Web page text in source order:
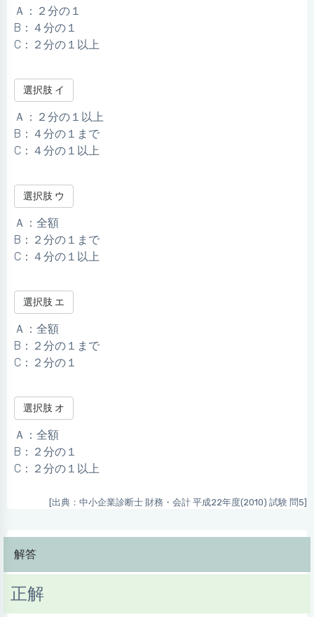
Ａ：２分の１
B：４分の１
C：２分の１以上
選択肢 イ
Ａ：２分の１以上
B：４分の１まで
C：４分の１以上
選択肢 ウ
Ａ：全額
B：２分の１まで
C：４分の１以上
選択肢 エ
Ａ：全額
B：２分の１まで
C：２分の１
選択肢 オ
Ａ：全額
B：２分の１
C：２分の１以上
[出典：中小企業診断士 財務・会計 平成22年度(2010) 試験 問5]
解答
正解